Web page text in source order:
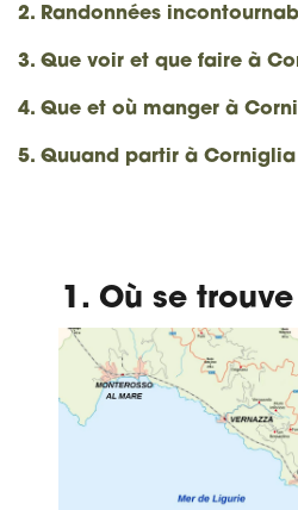
2. Randonnées
3. Que voir et que faire à
4. Que et où manger à
5. Quuand partir à Corniglia
1. Où se